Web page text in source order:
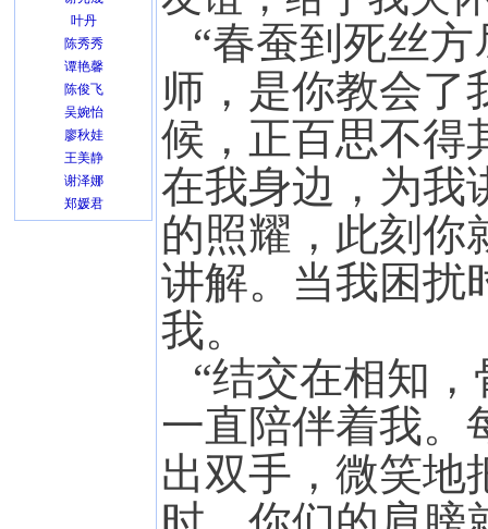
叶丹
陈秀秀
谭艳馨
陈俊飞
吴婉怡
廖秋娃
王美静
谢泽娜
郑媛君
“春蚕到死丝
师，是你教会了
候，正百思不得
在我身边，为我
的照耀，此刻你
讲解。当我困扰
我。
“结交在相知
一直陪伴着我。
出双手，微笑地